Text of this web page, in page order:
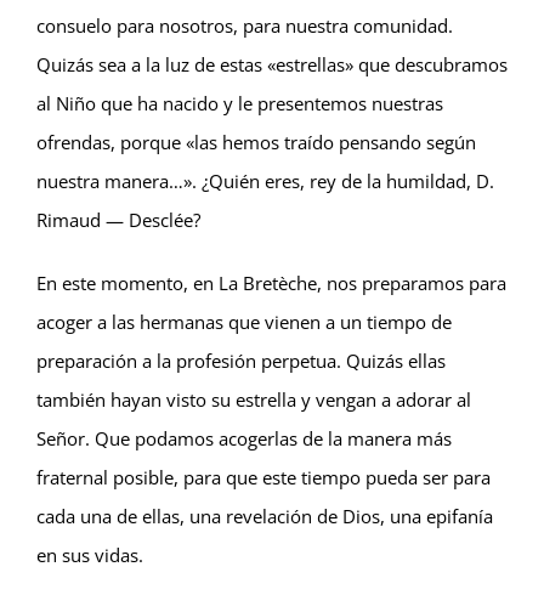
consuelo para nosotros, para nuestra comunidad.
Quizás sea a la luz de estas «estrellas» que descubramos
al Niño que ha nacido y le presentemos nuestras
ofrendas, porque «las hemos traído pensando según
nuestra manera…». ¿Quién eres, rey de la humildad, D.
Rimaud — Desclée?
En este momento, en La Bretèche, nos preparamos para
acoger a las hermanas que vienen a un tiempo de
preparación a la profesión perpetua. Quizás ellas
también hayan visto su estrella y vengan a adorar al
Señor. Que podamos acogerlas de la manera más
fraternal posible, para que este tiempo pueda ser para
cada una de ellas, una revelación de Dios, una epifanía
en sus vidas.